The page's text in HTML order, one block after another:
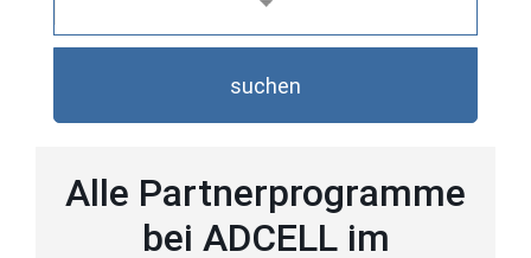
suchen
Alle Partnerprogramme
bei ADCELL im